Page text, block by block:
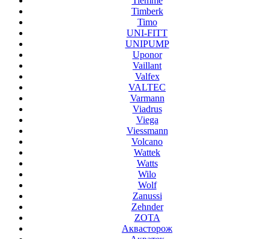
Timberk
Timo
UNI-FITT
UNIPUMP
Uponor
Vaillant
Valfex
VALTEC
Varmann
Viadrus
Viega
Viessmann
Volcano
Wattek
Watts
Wilo
Wolf
Zanussi
Zehnder
ZOTA
Аквасторож